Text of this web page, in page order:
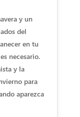
y un
del
en tu
necesario.
y la
para
aparezca